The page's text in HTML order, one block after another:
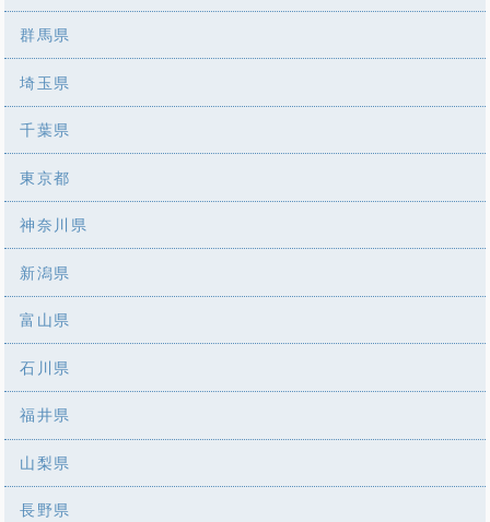
群馬県
埼玉県
千葉県
東京都
神奈川県
新潟県
富山県
石川県
福井県
山梨県
長野県